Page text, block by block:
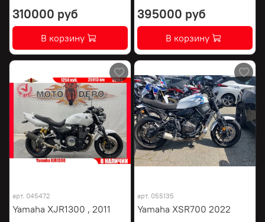
310000 руб
В корзину
395000 руб
В корзину
арт. 045472
Yamaha XJR1300 , 2011
арт. 055135
Yamaha XSR700 2022